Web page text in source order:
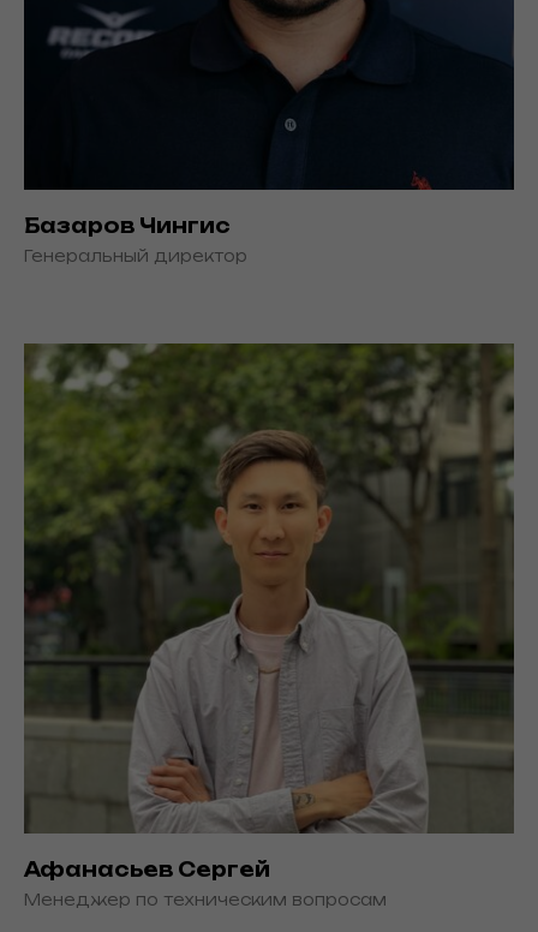
Базаров Чингис
Генеральный директор
Афанасьев Сергей
Менеджер по техническим вопросам